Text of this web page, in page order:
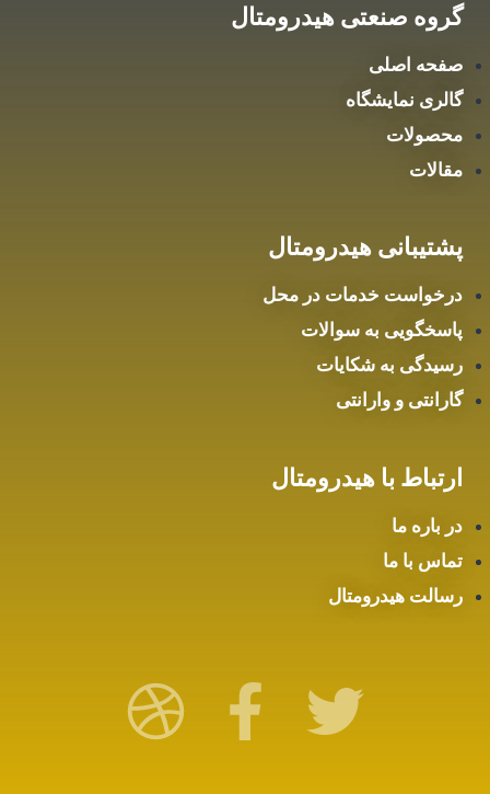
گروه صنعتی هیدرومتال
صفحه اصلی
گالری نمایشگاه
محصولات
مقالات
پشتیبانی هیدرومتال
درخواست خدمات در محل
پاسخگویی به سوالات
رسیدگی به شکایات
گارانتی و وارانتی
ارتباط با هیدرومتال
در باره ما
تماس با ما
رسالت هیدرومتال